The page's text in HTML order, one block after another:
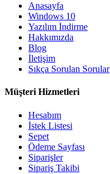
Anasayfa
Windows 10
Yazılım İndirme
Hakkımızda
Blog
İletişim
Sıkça Sorulan Sorular
Müşteri Hizmetleri
Hesabım
İstek Listesi
Sepet
Ödeme Sayfası
Siparişler
Sipariş Takibi